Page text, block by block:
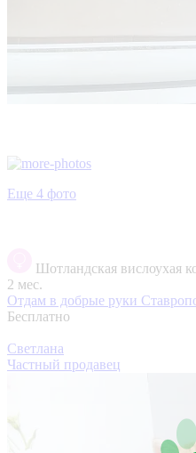
Еще 4 фото
Шотландская вислоухая
2 мес.
Отдам в добрые руки
Бесплатно
Светлана
Частный продавец